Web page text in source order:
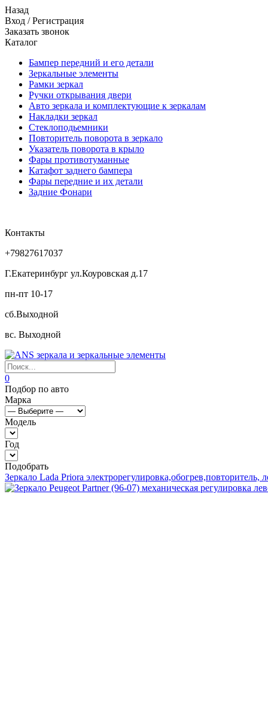
Назад
Вход /Регистрация
Заказать звонок
Каталог
Бампер передний и его детали
Зеркальные элементы
Рамки зеркал
Ручки открывания двери
Авто зеркала и комплектующие к зеркалам
Накладки зеркал
Стеклоподьемники
Повторитель поворота в зеркало
Указатель поворота в крыло
Фары противотуманные
Катафот заднего бампера
Фары передние и их детали
Задние Фонари
Контакты
+79827617037
Г.Екатеринбург ул.Коуровская д.17
пн-пт 10-17
сб.Выходной
вс. Выходной
0
Подбор по авто
Марка
Модель
Год
Подобрать
Зеркало Lada Priora электрорегулировка,обогрев,повторитель,